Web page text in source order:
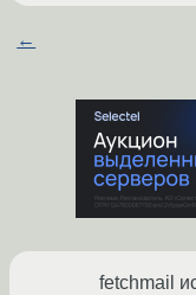
←
fetchmail